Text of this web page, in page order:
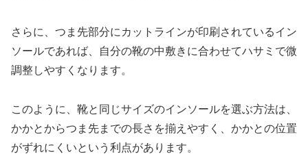
さらに、つま先部分にカットラインが印刷されているイン
ソールであれば、自分の靴の中敷きに合わせてハサミで微
調整しやすくなります。
このように、靴と同じサイズのインソールを選ぶ方法は、
かかとからつま先までの長さを揃えやすく、かかとの位置
がずれにくいという利点があります。